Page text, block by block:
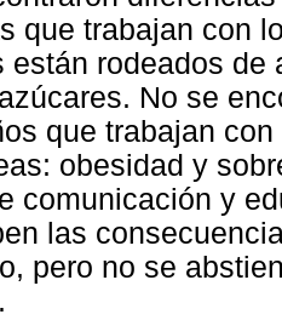
que trabajan con
están rodeados
No se
que trabajan
obesidad y
comunicación y
las
pero no se